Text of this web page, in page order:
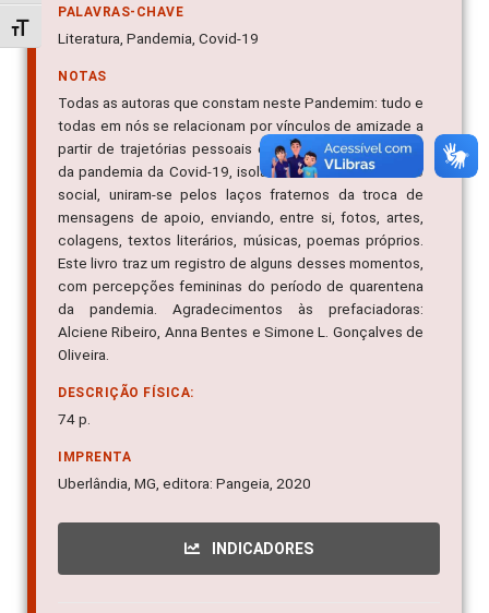
Alternar tamanho da fonte
PALAVRAS-CHAVE
Literatura, Pandemia, Covid-19
NOTAS
Todas as autoras que constam neste Pandemim: tudo e
todas em nós se relacionam por vínculos de amizade a
partir de trajetórias pessoais e profissionais. No início
da pandemia da Covid-19, isoladas em distanciamento
social, uniram-se pelos laços fraternos da troca de
mensagens de apoio, enviando, entre si, fotos, artes,
colagens, textos literários, músicas, poemas próprios.
Este livro traz um registro de alguns desses momentos,
com percepções femininas do período de quarentena
da pandemia. Agradecimentos às prefaciadoras:
Alciene Ribeiro, Anna Bentes e Simone L. Gonçalves de
Oliveira.
DESCRIÇÃO FÍSICA:
74 p.
IMPRENTA
Uberlândia, MG, editora: Pangeia, 2020
INDICADORES